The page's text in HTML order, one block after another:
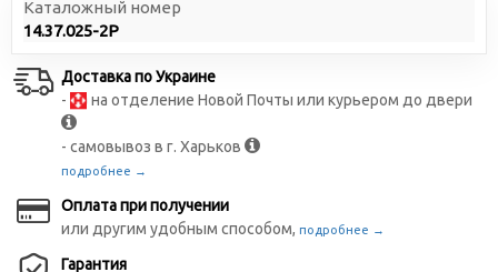
Каталожный номер
14.37.025-2Р
Доставка по Украине
-
на отделение Новой Почты или курьером до двери
- самовывоз в г. Харьков
подробнее →
Оплата при получении
или другим удобным способом, подробнее →
Гарантия